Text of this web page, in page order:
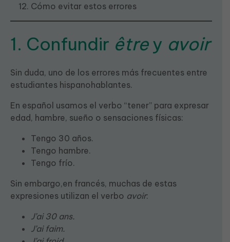
Cómo evitar estos errores
1. Confundir êtrey avoir
Sin duda, uno de los errores más frecuentes entre
estudiantes hispanohablantes.
En español usamos el verbo “tener” para expresar
edad, hambre, sueño o sensaciones físicas:
Tengo 30 años.
Tengo hambre.
Tengo frío.
Sin embargo,en francés, muchas de estas
expresiones utilizan el verbo avoir:
J’ai 30 ans.
J’ai faim.